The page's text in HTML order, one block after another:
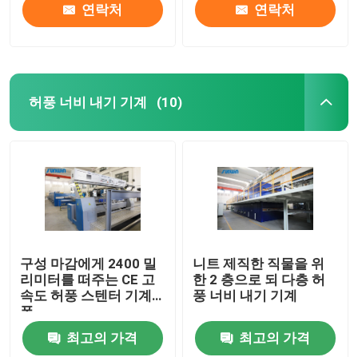
우리에 대하여
공장 여행
연락주세요
인용문을 요구하세요
연락처 연락처
허풍 너비 내기 기계 (10)
구성 마감에게 2400 밀
리미터를 떠주는 CE 고
속도 허풍 스텐터 기계
폭
최고의 가격
니트 제직한 직물을 위
한 2 층으로 되 다층 허
풍 너비 내기 기계
최고의 가격